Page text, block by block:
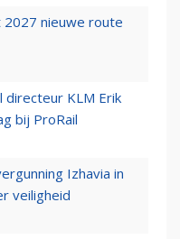
nieuwe route
directeur KLM Erik
bij ProRail
Izhavia in
veiligheid